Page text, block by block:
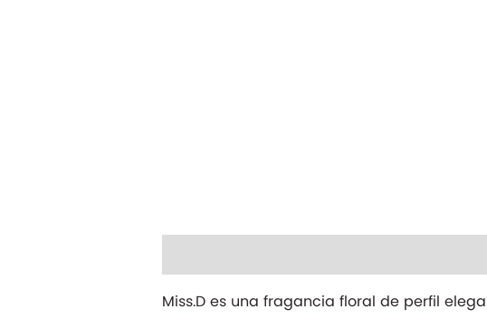
Miss.D es una fragancia floral de perfil